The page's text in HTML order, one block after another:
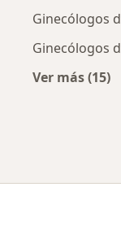
Ginecólogos
Ginecólogos
Ver más (15)